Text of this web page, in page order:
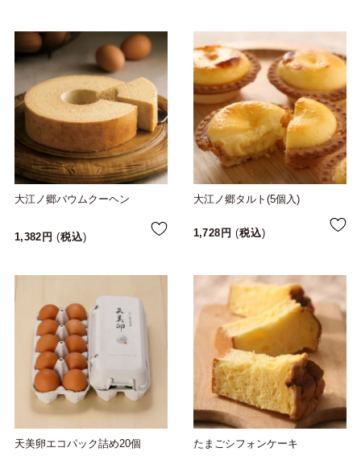
大江ノ郷バウムクーヘン
1,382 税込
大江ノ郷タルト(5個入)
1,728 税込
天美卵エコパック詰め20個 たまごシフォンケーキ